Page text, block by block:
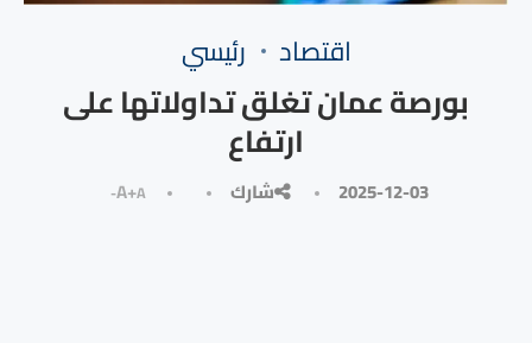
⁠اقتصاد رئيسي
بورصة عمان تغلق تداولاتها على
ارتفاع
2025-12-03 شارك A+A-